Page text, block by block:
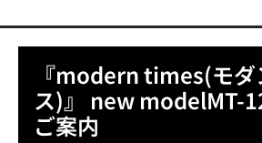
『modern times(モダ
ス)』 new modelMT-
ご案内